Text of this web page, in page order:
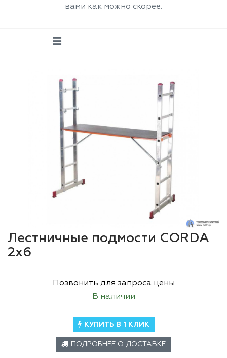
вами как можно скорее.
Лестничные подмости CORDA
2х6
Позвонить для запроса цены
В наличии
КУПИТЬ В 1 КЛИК
ПОДРОБНЕЕ О ДОСТАВКЕ